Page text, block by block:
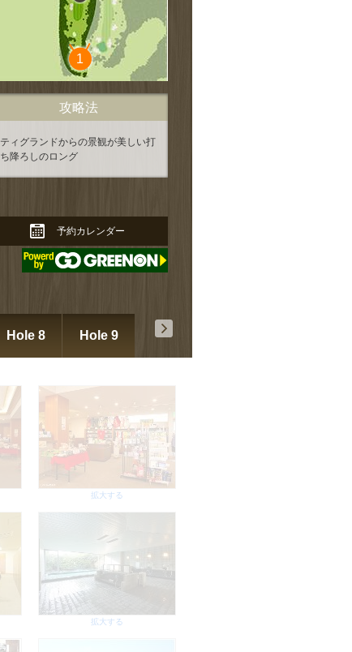
1
攻略法
ティグランドからの景観が美しい打
ち降ろしのロング
予約カレンダー
Hole 8 Hole 9
拡大する
ページの先頭に戻る↑
拡大する
拡大する